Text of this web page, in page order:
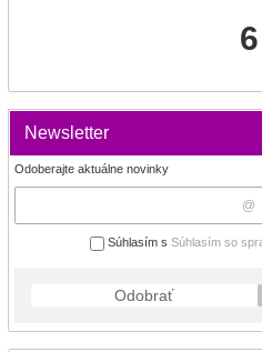
6
Newsletter
Odoberajte aktuálne novinky
Súhlasím s Súhlasím so
Odobrať